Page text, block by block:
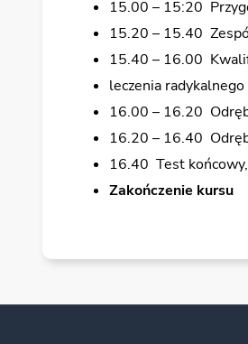
15.00 – 15:20
15.20 – 15.40
15.40 – 16.00
leczenia
16.00 – 16.20
16.20 – 16.40
16.40 Test
Zakończenie kursu